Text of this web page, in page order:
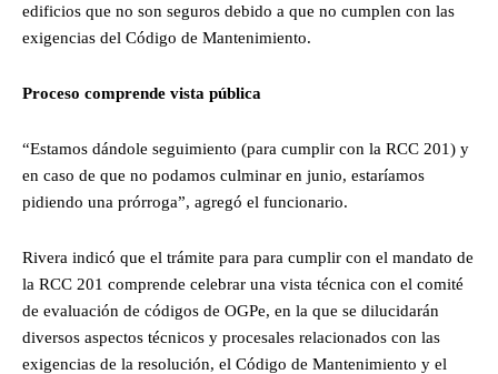
edificios que no son seguros debido a que no cumplen con las
exigencias del Código de Mantenimiento.
Proceso comprende vista pública
“Estamos dándole seguimiento (para cumplir con la RCC 201) y
en caso de que no podamos culminar en junio, estaríamos
pidiendo una prórroga”, agregó el funcionario.
Rivera indicó que el trámite para para cumplir con el mandato de
la RCC 201 comprende celebrar una vista técnica con el comité
de evaluación de códigos de OGPe, en la que se dilucidarán
diversos aspectos técnicos y procesales relacionados con las
exigencias de la resolución, el Código de Mantenimiento y el